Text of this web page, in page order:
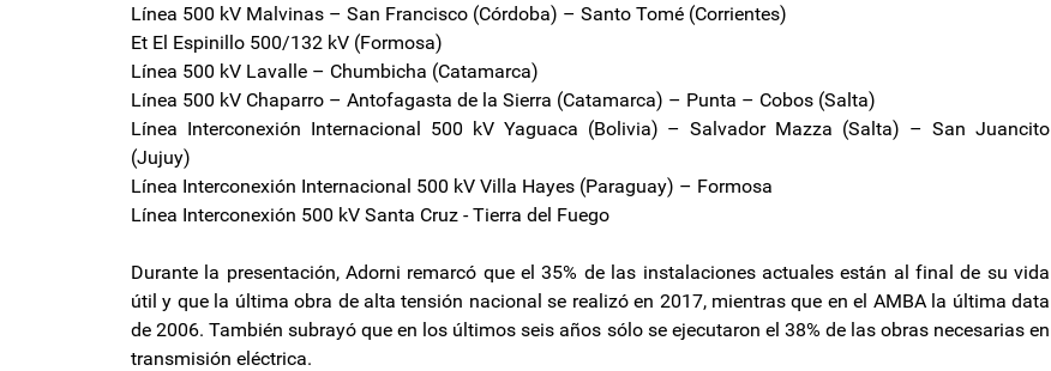
Línea 500 kV Malvinas – San Francisco (Córdoba) – Santo Tomé (Corrientes)
Et El Espinillo 500/132 kV (Formosa)
Línea 500 kV Lavalle – Chumbicha (Catamarca)
Línea 500 kV Chaparro – Antofagasta de la Sierra (Catamarca) – Punta – Cobos (Salta)
Línea Interconexión Internacional 500 kV Yaguaca (Bolivia) – Salvador Mazza (Salta) – San Juancito
(Jujuy)
Línea Interconexión Internacional 500 kV Villa Hayes (Paraguay) – Formosa
Línea Interconexión 500 kV Santa Cruz - Tierra del Fuego
Durante la presentación, Adorni remarcó que el 35% de las instalaciones actuales están al final de su vida
útil y que la última obra de alta tensión nacional se realizó en 2017, mientras que en el AMBA la última data
de 2006. También subrayó que en los últimos seis años sólo se ejecutaron el 38% de las obras necesarias en
transmisión eléctrica.